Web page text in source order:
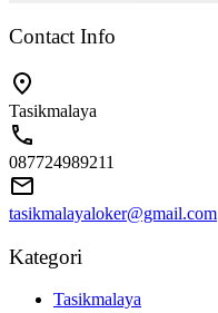
Contact Info
Tasikmalaya
087724989211
tasikmalayaloker@gmail.com
Kategori
Tasikmalaya